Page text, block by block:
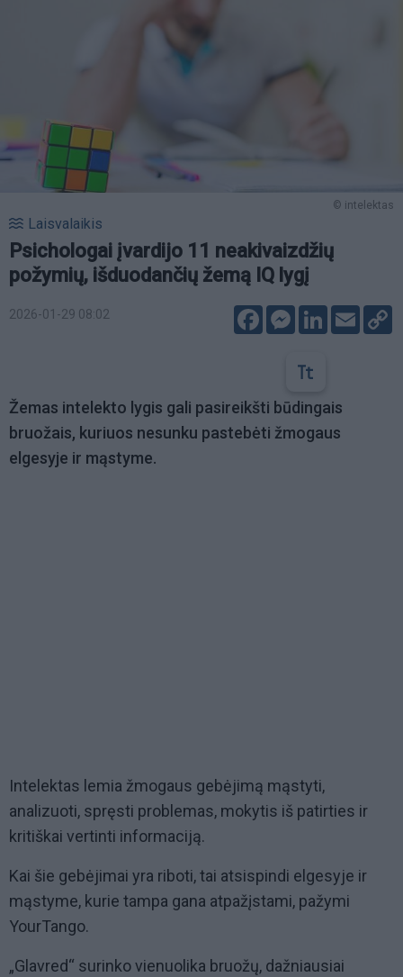
© intelektas
Laisvalaikis
Psichologai įvardijo 11 neakivaizdžių
požymių, išduodančių žemą IQ lygį
2026-01-29 08:02 FacebookMessenger
LinkedIn
Email
Žemas intelekto lygis gali pasireikšti būdingais
bruožais, kuriuos nesunku pastebėti žmogaus
elgesyje ir mąstyme.
Intelektas lemia žmogaus gebėjimą mąstyti,
analizuoti, spręsti problemas, mokytis iš patirties ir
kritiškai vertinti informaciją.
Kai šie gebėjimai yra riboti, tai atsispindi elgesyje ir
mąstyme, kurie tampa gana atpažįstami, pažymi
YourTango.
„Glavred“ surinko vienuolika bruožų, dažniausiai